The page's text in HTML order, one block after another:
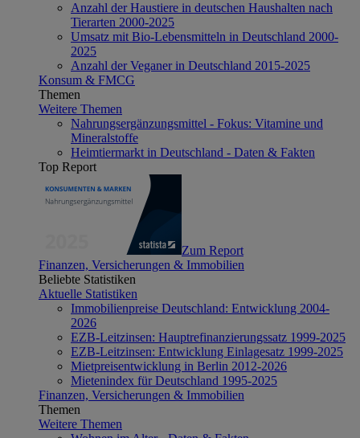
Anzahl der Haustiere in deutschen Haushalten nach
Tierarten 2000-2025
Umsatz mit Bio-Lebensmitteln in Deutschland 2000-
2025
Anzahl der Veganer in Deutschland 2015-2025
Konsum & FMCG
Themen
Weitere Themen
Nahrungsergänzungsmittel - Fokus: Vitamine und
Mineralstoffe
Heimtiermarkt in Deutschland - Daten & Fakten
Top Report
Zum Report
Finanzen, Versicherungen & Immobilien
Beliebte Statistiken
Aktuelle Statistiken
Immobilienpreise Deutschland: Entwicklung 2004-
2026
EZB-Leitzinsen: Hauptrefinanzierungssatz 1999-2025
EZB-Leitzinsen: Entwicklung Einlagesatz 1999-2025
Mietpreisentwicklung in Berlin 2012-2026
Mietenindex für Deutschland 1995-2025
Finanzen, Versicherungen & Immobilien
Themen
Weitere Themen